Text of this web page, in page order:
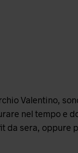
Valentino,
nel tempo e
da sera, oppure